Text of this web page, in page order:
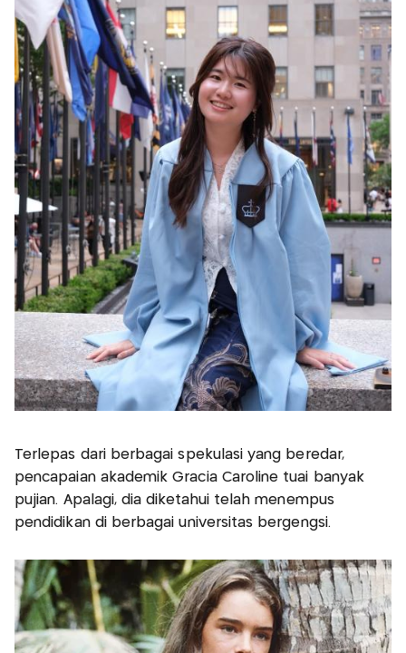
Terlepas dari berbagai spekulasi yang beredar,
pencapaian akademik Gracia Caroline tuai banyak
pujian. Apalagi, dia diketahui telah menempus
pendidikan di berbagai universitas bergengsi.